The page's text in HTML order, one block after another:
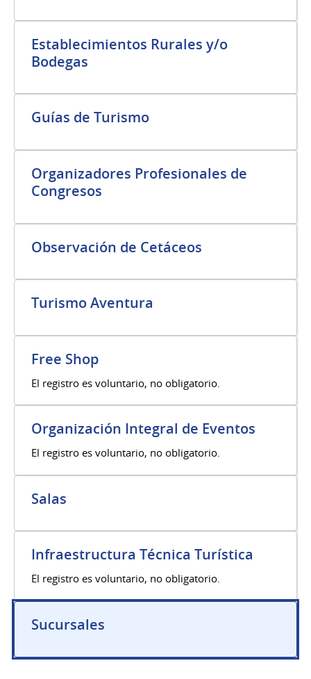
Establecimientos Rurales y/o
Bodegas
Guías de Turismo
Organizadores Profesionales de
Congresos
Observación de Cetáceos
Turismo Aventura
Free Shop
El registro es voluntario, no obligatorio.
Organización Integral de Eventos
El registro es voluntario, no obligatorio.
Salas
Infraestructura Técnica Turística
El registro es voluntario, no obligatorio.
Sucursales